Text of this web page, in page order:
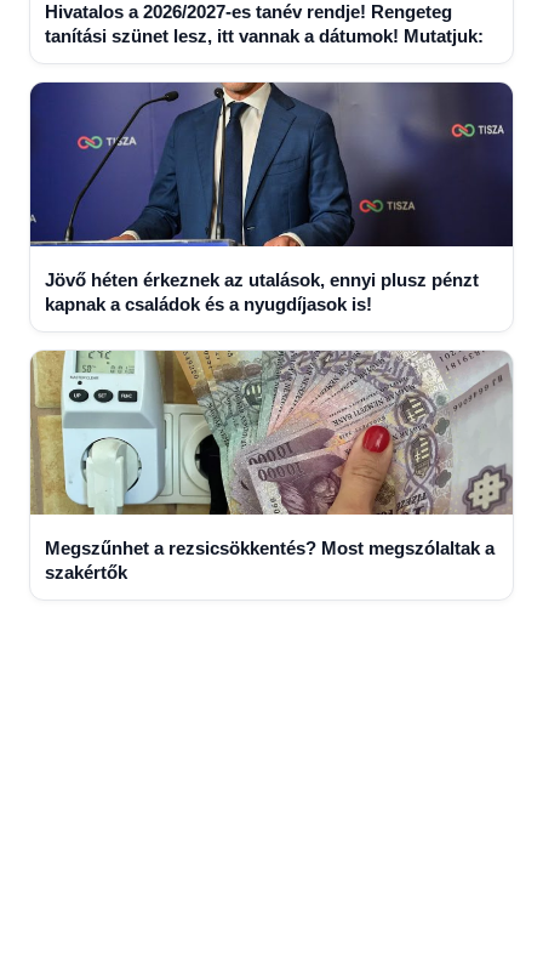
Hivatalos a 2026/2027-es tanév rendje! Rengeteg
tanítási szünet lesz, itt vannak a dátumok! Mutatjuk:
Jövő héten érkeznek az utalások, ennyi plusz pénzt
kapnak a családok és a nyugdíjasok is!
Megszűnhet a rezsicsökkentés? Most megszólaltak a
szakértők